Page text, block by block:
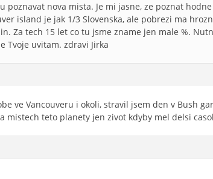
poznavat nova mista. Je mi jasne, ze poznat
island je jak 1/3 Slovenska, ale pobrezi ma
Za tech 15 let co tu jsme zname jen male %.
Tvoje uvitam. zdravi Jirka
ve Vancouveru i okoli, stravil jsem den v Bush
mistech teto planety jen zivot kdyby mel delsi